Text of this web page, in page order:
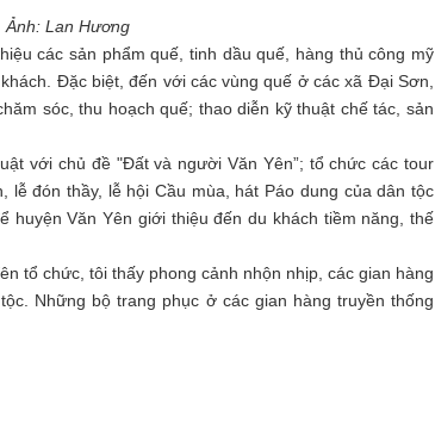
Ảnh: Lan Hương
các sản phẩm quế, tinh dầu quế, hàng thủ công mỹ
Đặc biệt, đến với các vùng quế ở các xã Đại Sơn,
sóc, thu hoạch quế; thao diễn kỹ thuật chế tác, sản
với chủ đề "Đất và người Văn Yên”; tổ chức các tour
đón thầy, lễ hội Cầu mùa, hát Páo dung của dân tộc
Văn Yên giới thiệu đến du khách tiềm năng, thế
tổ chức, tôi thấy phong cảnh nhộn nhịp, các gian hàng
Những bộ trang phục ở các gian hàng truyền thống